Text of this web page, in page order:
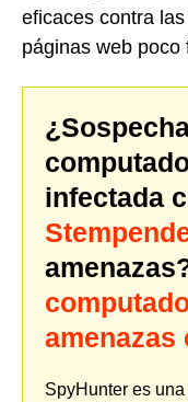
eficaces contra
páginas web poco
infectada
amenazas
SpyHunter es